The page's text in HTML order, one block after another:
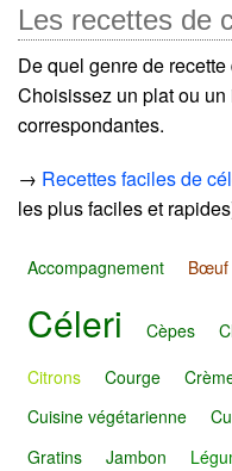
Les recettes de
De quel genre de
Choisissez un plat ou
correspondantes.
→ Recettes faciles de
les plus faciles et
Accompagnement Bœuf
Céleri Cèpes
Citrons
Courge
Cuisine végétarienne
Gratins
Jambon